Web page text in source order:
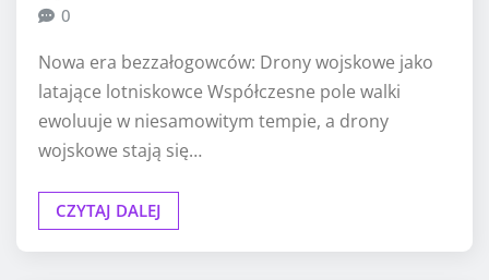
0
Nowa era bezzałogowców: Drony wojskowe jako
latające lotniskowce Współczesne pole walki
ewoluuje w niesamowitym tempie, a drony
wojskowe stają się…
CZYTAJ DALEJ